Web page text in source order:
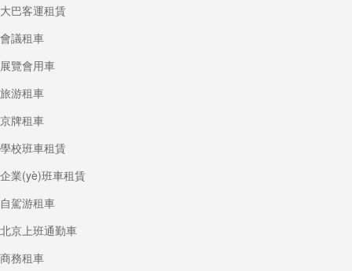
大巴客運租賃
會議租車
展覽會用車
旅游租車
京牌租車
學校班車租賃
企業(yè)班車租賃
自駕游租車
北京上班通勤車
商務租車